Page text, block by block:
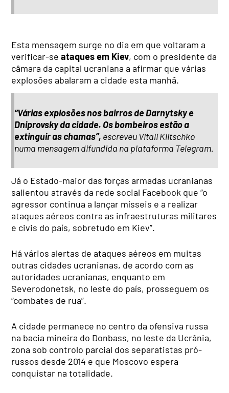
Esta mensagem surge no dia em que voltaram a
verificar-seataques em Kiev, com o presidente da
câmara da capital ucraniana a afirmar que várias
explosões abalaram a cidade esta manhã.
“Várias explosões nos bairros de Darnytsky e
Dniprovsky da cidade. Os bombeiros estão a
extinguir as chamas”, escreveu Vitali Klitschko
numa mensagem difundida na plataforma Telegram.
Já o Estado-maior das forças armadas ucranianas
salientou através da rede social Facebook que “o
agressor continua a lançar mísseis e a realizar
ataques aéreos contra as infraestruturas militares
e civis do país, sobretudo em Kiev”.
Há vários alertas de ataques aéreos em muitas
outras cidades ucranianas, de acordo com as
autoridades ucranianas, enquanto em
Severodonetsk, no leste do país, prosseguem os
“combates de rua”.
A cidade permanece no centro da ofensiva russa
na bacia mineira do Donbass, no leste da Ucrânia,
zona sob controlo parcial dos separatistas pró-
russos desde 2014 e que Moscovo espera
conquistar na totalidade.